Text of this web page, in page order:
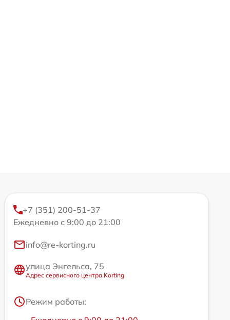
+7 (351) 200-51-37
Ежедневно с 9:00 до 21:00
info@re-korting.ru
улица Энгельса, 75
Адрес сервисного центра Korting
Режим работы: